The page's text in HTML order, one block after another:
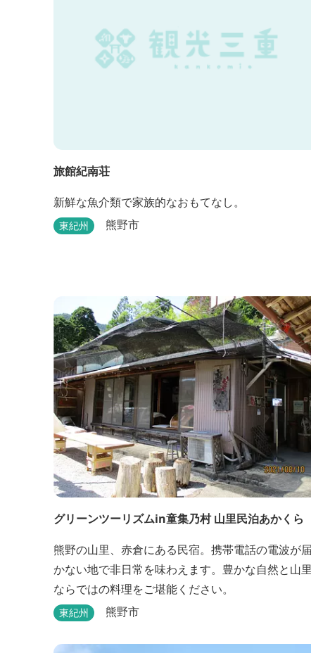
旅館紀南荘
新鮮な魚介類で家族的なおもてなし。
東紀州 熊野市
グリーンツーリズムin童集乃村 山里民泊あかくら
熊野の山里、赤倉にある民宿。携帯電話の電波が届
かない地で非日常を味わえます。豊かな自然と山里
ならではの料理をご堪能ください。
東紀州 熊野市